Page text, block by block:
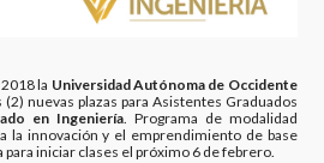
la Universidad Autónoma de Occidente
nuevas plazas para Asistentes Graduados
en Ingeniería. Programa de modalidad
la innovación y el emprendimiento de base
para iniciar clases el próximo 6 de febrero.